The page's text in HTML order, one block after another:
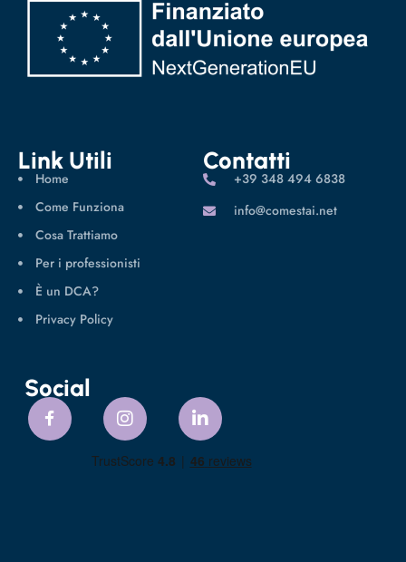
Link Utili
Home
Come Funziona
Cosa Trattiamo
Per i professionisti
È un DCA?
Privacy Policy
Contatti
‪+39 348 494 6838
info@comestai.net
Social